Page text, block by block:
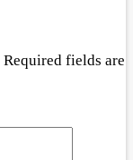
Required fields are